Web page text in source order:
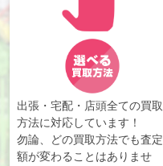
出張・宅配・店頭全ての買取
方法に対応しています！
勿論、どの買取方法でも査定
額が変わることはありませ